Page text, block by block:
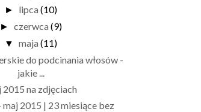
► lipca (10)
► czerwca (9)
▼ maja (11)
do podcinania włosów -
jakie ...
2015 na zdjęciach
maj 2015 | 23 miesiące bez